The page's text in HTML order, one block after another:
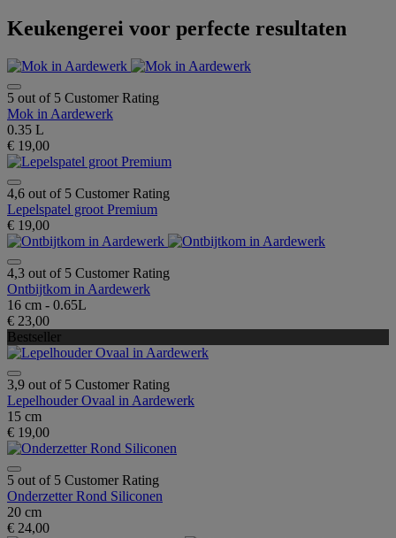
Keukengerei voor perfecte resultaten
5 out of 5 Customer Rating
Mok in Aardewerk
0.35 L
€ 19,00
4,6 out of 5 Customer Rating
Lepelspatel groot Premium
€ 19,00
4,3 out of 5 Customer Rating
Ontbijtkom in Aardewerk
16 cm - 0.65L
€ 23,00
Bestseller
3,9 out of 5 Customer Rating
Lepelhouder Ovaal in Aardewerk
15 cm
€ 19,00
5 out of 5 Customer Rating
Onderzetter Rond Siliconen
20 cm
€ 24,00